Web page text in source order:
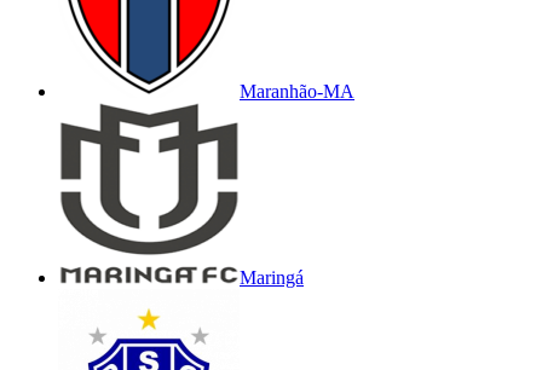
Maranhão-MA
Maringá